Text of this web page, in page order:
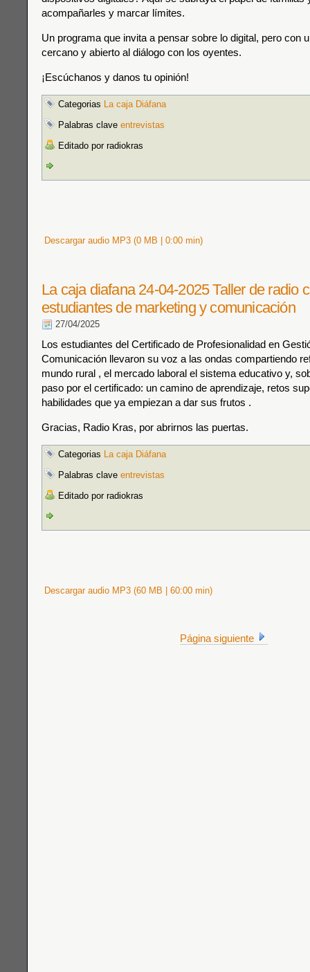
acompañarles y marcar límites.
Un programa que invita a pensar sobre lo digital, pero con
cercano y abierto al diálogo con los oyentes.
¡Escúchanos y danos tu opinión!
Categorias La caja Diáfana
Palabras clave entrevistas
Editado por radiokras
Descargar audio MP3 (0 MB | 0:00 min)
La caja diafana 24-04-2025 Taller de radio
estudiantes de marketing y comunicación
27/04/2025
Los estudiantes del Certificado de Profesionalidad en
Comunicación llevaron su voz a las ondas compartiendo
mundo rural , el mercado laboral el sistema educativo y,
paso por el certificado: un camino de aprendizaje, retos
habilidades que ya empiezan a dar sus frutos .
Gracias, Radio Kras, por abrirnos las puertas.
Categorias La caja Diáfana
Palabras clave entrevistas
Editado por radiokras
Descargar audio MP3 (60 MB | 60:00 min)
Página siguiente